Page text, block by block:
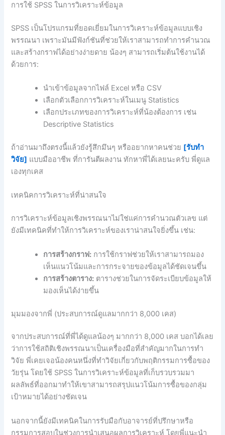
การใช้ SPSS ในการวิเคราะห์ข้อมูล
SPSS เป็นโปรแกรมที่ยอดเยี่ยมในการวิเคราะห์ข้อมูลแบบเชิง
พรรณนา เพราะมันมีฟังก์ชันที่ช่วยให้เราสามารถทำการคำนวณ
และสร้างกราฟได้อย่างง่ายดาย น้องๆ สามารถเริ่มต้นใช้งานได้
ด้วยการ:
นำเข้าข้อมูลจากไฟล์ Excel หรือ CSV
เลือกตัวเลือกการวิเคราะห์ในเมนู Statistics
เลือกประเภทของการวิเคราะห์ที่น้องต้องการ เช่น
Descriptive Statistics
ถ้าอ่านมาถึงตรงนี้แล้วยังรู้สึกมึนๆ หรืออยากหาคนช่วย [รับทำ
วิจัย] แบบมืออาชีพ ที่การันตีผลงาน ทักหาพี่ได้เลยนะครับ พี่ดูแล
เองทุกเคส
เทคนิคการวิเคราะห์ที่น่าสนใจ
การวิเคราะห์ข้อมูลเชิงพรรณนาไม่ใช่แค่การคำนวณตัวเลข แต่
ยังมีเทคนิคที่ทำให้การวิเคราะห์ของเราน่าสนใจยิ่งขึ้น เช่น:
การสร้างกราฟ: การใช้กราฟช่วยให้เราสามารถมอง
เห็นแนวโน้มและการกระจายของข้อมูลได้ชัดเจนขึ้น
การสร้างตาราง: ตารางช่วยในการจัดระเบียบข้อมูลให้
มองเห็นได้ง่ายขึ้น
มุมมองจากพี่ (ประสบการณ์ดูแลมากกว่า 8,000 เคส)
จากประสบการณ์ที่พี่ได้ดูแลน้องๆ มากกว่า 8,000 เคส บอกได้เลย
ว่าการใช้สถิติเชิงพรรณนาเป็นเครื่องมือที่สำคัญมากในการทำ
วิจัย พี่เคยเจอน้องคนหนึ่งที่ทำวิจัยเกี่ยวกับพฤติกรรมการซื้อของ
วัยรุ่น โดยใช้ SPSS ในการวิเคราะห์ข้อมูลที่เก็บรวบรวมมา
ผลลัพธ์ที่ออกมาทำให้เขาสามารถสรุปแนวโน้มการซื้อของกลุ่ม
เป้าหมายได้อย่างชัดเจน
นอกจากนี้ยังมีเทคนิคในการรับมือกับอาจารย์ที่ปรึกษาหรือ
กรรมการสอบในช่วงการนำเสนอผลการวิเคราะห์ โดยพี่แนะนำ